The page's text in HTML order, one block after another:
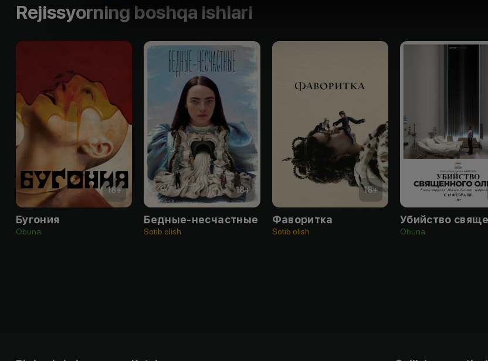
Rejissyorning boshqa ishlari
18+
Бугония
Obuna
18+
Бедные-несчастные
Sotib olish
18+
Фаворитка
Sotib olish Obuna